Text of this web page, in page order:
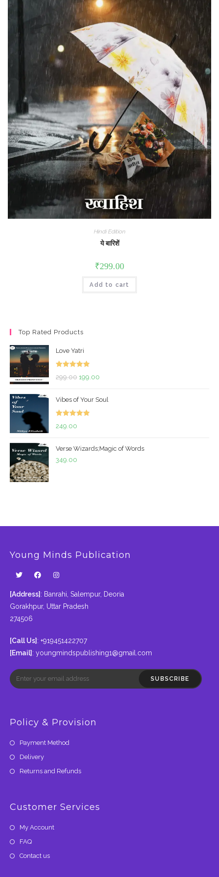
Hindi Edition
ये बारिशें
₹299.00
Add to cart
Top Rated Products
Love Yatri
299.00 Original
was:
₹299.00.
199.00
is:
Vibes of Your Soul
249.00
Verse Wizards;Magic of Words
349.00
Young Minds Publication
[Address] : Banrahi, Salempur, Deoria
Gorakhpur, Uttar Pradesh
274506
[Call Us] : +919451422707
[Email] : youngmindspublishing1@gmail.com
SUBSCRIBE
Policy & Provision
Payment Method
Delivery
Returns and Refunds
Customer Services
My Account
FAQ
Contact us